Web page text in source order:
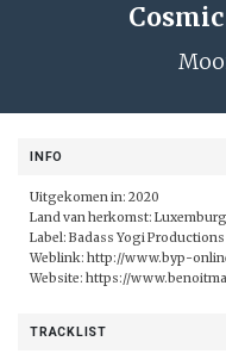
INFO
Uitgekomen in: 2020
Land van herkomst:
Label: Badass Yogi Productions
Weblink: http://www.byp-
Website: https://
TRACKLIST